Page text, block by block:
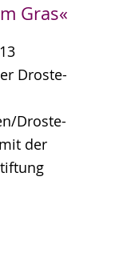
Gras«
Droste-
Droste-
der